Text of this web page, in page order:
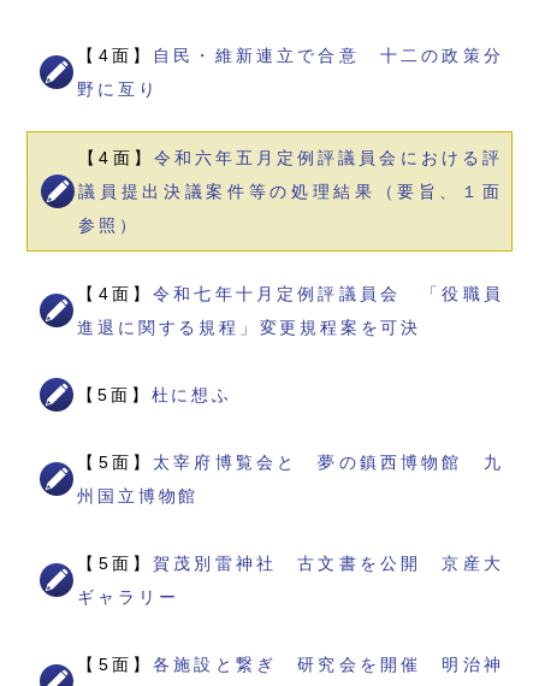
【4面】
自民・維新連立で合意 十二の政策分
野に亙り
【4面】 令和六年五月定例評議員会における評
議員提出決議案件等の処理結果（要旨、１面
参照）
【4面】令和七年十月定例評議員会 「役職員
進退に関する規程」変更規程案を可決
【5面】 杜に想ふ
【5面】 太宰府博覧会と 夢の鎮西博物館 九
州国立博物館
【5面】賀茂別雷神社 古文書を公開 京産大
ギャラリー
【5面】各施設と繋ぎ 研究会を開催 明治神